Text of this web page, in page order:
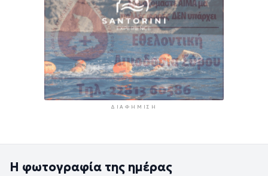
ΔΙΑΦΉΜΙΣΗ
Η φωτογραφία της ημέρας